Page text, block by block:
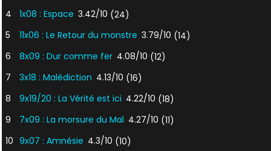
4
1x08 : Espace 3.42/10 (24)
5
11x06 : Le Retour du monstre 3.79/10 (14)
6
8x09 : Dur comme fer 4.08/10 (12)
7
3x18 : Malédiction 4.13/10 (16)
8
9x19/20 : La Vérité est ici 4.22/10 (18)
9
7x09 : La morsure du Mal 4.27/10 (11)
10 9x07 : Amnésie 4.3/10 (10)